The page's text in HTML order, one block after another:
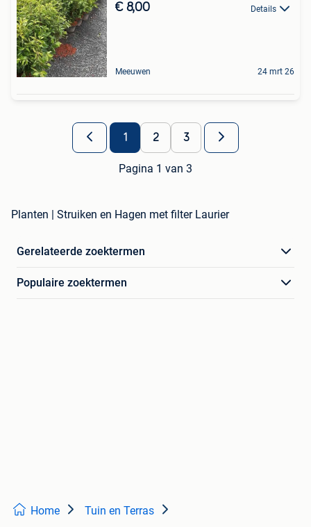
€ 8,00 Details
Meeuwen 24 mrt 26
1 2 3
Pagina 1 van 3
Planten | Struiken en Hagen met filter Laurier
Gerelateerde zoektermen
Populaire zoektermen
Home Tuin en Terras